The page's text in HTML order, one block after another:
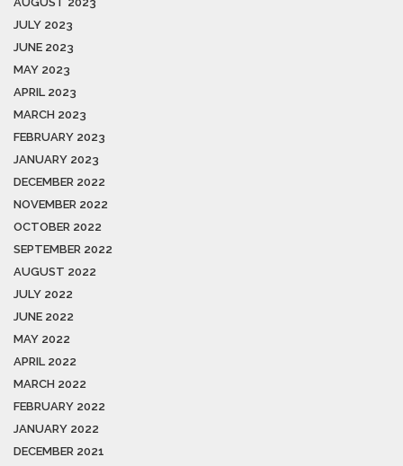
JULY 2023
JUNE 2023
MAY 2023
APRIL 2023
MARCH 2023
FEBRUARY 2023
JANUARY 2023
DECEMBER 2022
NOVEMBER 2022
OCTOBER 2022
SEPTEMBER 2022
AUGUST 2022
JULY 2022
JUNE 2022
MAY 2022
APRIL 2022
MARCH 2022
FEBRUARY 2022
JANUARY 2022
DECEMBER 2021